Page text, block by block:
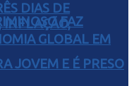
FAZ
JOVEM E É PRESO
DIAS DE
INFLAÇÃO,
GLOBAL EM